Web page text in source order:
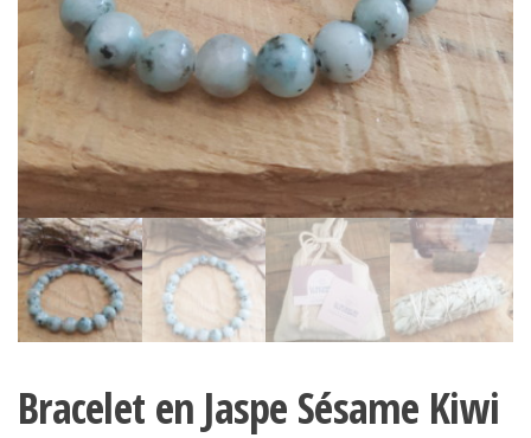
Bracelet en Jaspe Sésame Kiwi